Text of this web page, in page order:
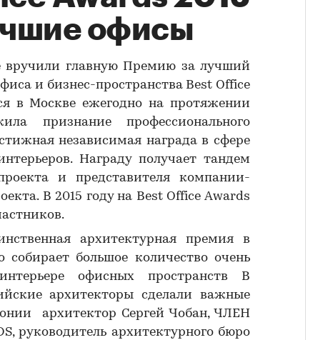
офисы
вручили главную Премию за лучший
и бизнес-пространства Best Office
в Москве ежегодно на протяжении
признание профессионального
независимая награда в сфере
Награду получает тандем
и представителя компании-
В 2015 году на Best Office Awards
архитектурная премия в
собирает большое количество очень
офисных пространств В
архитекторы сделали важные
архитектор Сергей Чобан, ЧЛЕН
руководитель архитектурного бюро